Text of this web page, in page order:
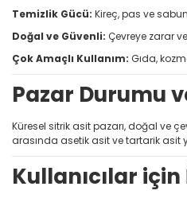
Temizlik Gücü: Kireç, pas ve
Doğal ve Güvenli: Çevreye zarar
Çok Amaçlı Kullanım: Gıda,
Pazar Durumu
Küresel sitrik asit pazarı, doğal ve
arasında asetik asit ve tartarik asit
Kullanıcılar